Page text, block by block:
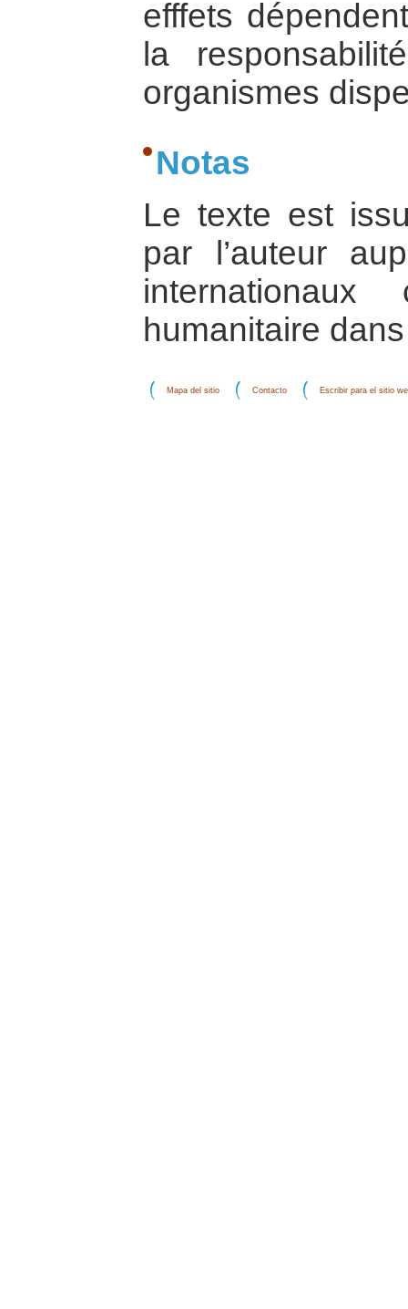
efffets
la
organismes
Notas
Le texte est
par l’auteur
humanitaire
Mapa del sitio Contacto Escribir para el sitio